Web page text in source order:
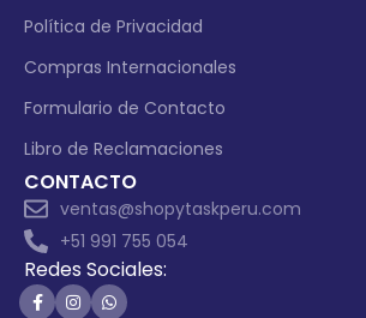
Política de Privacidad
Compras Internacionales
Formulario de Contacto
Libro de Reclamaciones
CONTACTO
ventas@shopytaskperu.com
+51 991 755 054
Redes Sociales: